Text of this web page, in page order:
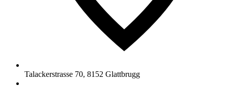
Talackerstrasse 70, 8152 Glattbrugg